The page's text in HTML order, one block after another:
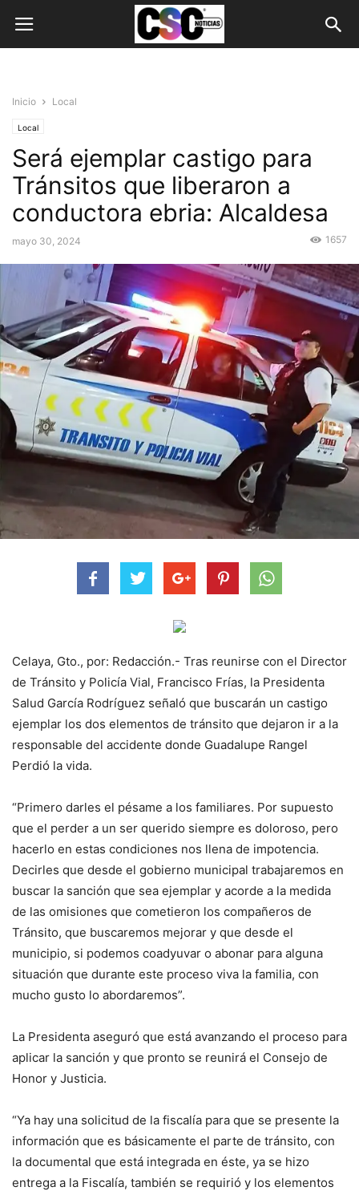
Inicio Local
Local
Será ejemplar castigo para
Tránsitos que liberaron a
conductora ebria: Alcaldesa
mayo 30, 2024 1657
Celaya, Gto., por: Redacción.- Tras reunirse con el Director
de Tránsito y Policía Vial, Francisco Frías, la Presidenta
Salud García Rodríguez señaló que buscarán un castigo
ejemplar los dos elementos de tránsito que dejaron ir a la
responsable del accidente donde Guadalupe Rangel
Perdió la vida.
“Primero darles el pésame a los familiares. Por supuesto
que el perder a un ser querido siempre es doloroso, pero
hacerlo en estas condiciones nos llena de impotencia.
Decirles que desde el gobierno municipal trabajaremos en
buscar la sanción que sea ejemplar y acorde a la medida
de las omisiones que cometieron los compañeros de
Tránsito, que buscaremos mejorar y que desde el
municipio, si podemos coadyuvar o abonar para alguna
situación que durante este proceso viva la familia, con
mucho gusto lo abordaremos”.
La Presidenta aseguró que está avanzando el proceso para
aplicar la sanción y que pronto se reunirá el Consejo de
Honor y Justicia.
“Ya hay una solicitud de la fiscalía para que se presente la
información que es básicamente el parte de tránsito, con
la documental que está integrada en éste, ya se hizo
entrega a la Fiscalía, también se requirió y los elementos